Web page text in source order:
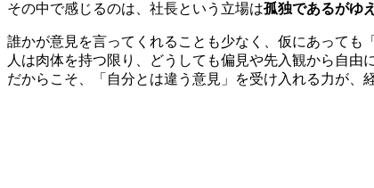
その中で感じるのは、社長という立場は孤独であるがゆ
誰かが意見を言ってくれることも少なく、仮にあっても
人は肉体を持つ限り、どうしても偏見や先入観から自由
だからこそ、「自分とは違う意見」を受け入れる力が、